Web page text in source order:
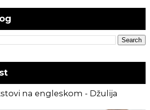
na engleskom - Džulija